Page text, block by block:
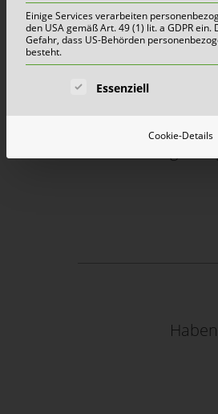
Einige Services verarbeiten
den USA gemäß Art. 49 (1) lit. a GDPR
Gefahr, dass US-Behörden
besteht.
Es folgt eine Liste
Essenziell
Cookie-Details